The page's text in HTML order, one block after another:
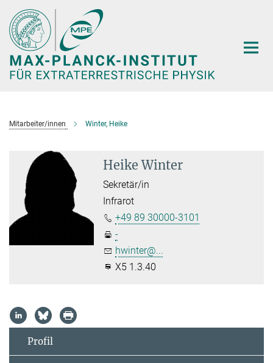
Hauptinhalt
Mitarbeiter/innen Winter, Heike
Heike Winter
Sekretär/in
Infrarot
+49 89 30000-3101
-
hwinter@...
X5 1.3.40
Profil